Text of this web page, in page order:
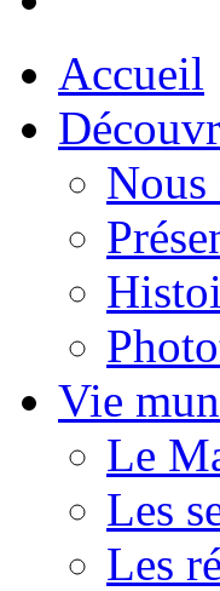
Accueil
Nous
Vie
Le
Les
Les